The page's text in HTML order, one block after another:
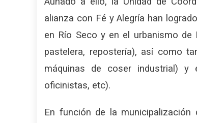
alianza con Fé y Alegría han
en Río Seco y en el urbanismo de
pastelera, repostería), así como
máquinas de coser industrial) y
oficinistas, etc).
En función de la